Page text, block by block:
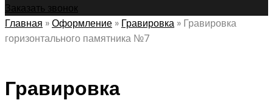
Заказать звонок
Главная »Оформление » Гравировка » Гравировка
горизонтального памятника №7
Гравировка